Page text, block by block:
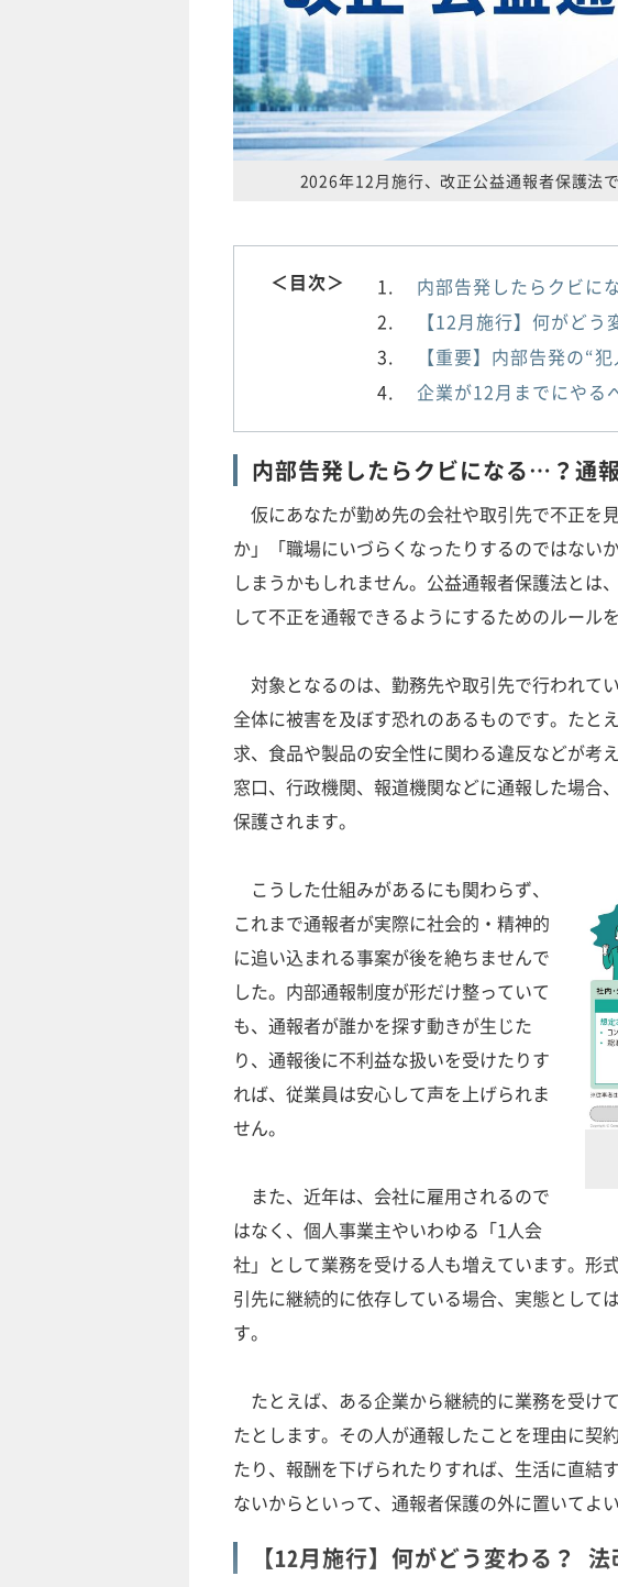
2026年12月施行、改正公益通報者保護法
＜目次＞
内部告発したらクビに
【12月施行】何がどう
【重要】内部告発の“
企業が12月までにやる
内部告発したらクビになる…？通
仮にあなたが勤め先の会社や取引先で不正を
か」「職場にいづらくなったりするのではない
しまうかもしれません。公益通報者保護法とは
して不正を通報できるようにするためのルール
対象となるのは、勤務先や取引先で行われて
全体に被害を及ぼす恐れのあるものです。たと
求、食品や製品の安全性に関わる違反などが考
窓口、行政機関、報道機関などに通報した場合
保護されます。
こうした仕組みがあるにも関わらず、
これまで通報者が実際に社会的・精神的
に追い込まれる事案が後を絶ちませんで
した。内部通報制度が形だけ整っていて
も、通報者が誰かを探す動きが生じた
り、通報後に不利益な扱いを受けたりす
れば、従業員は安心して声を上げられま
せん。
また、近年は、会社に雇用されるので
はなく、個人事業主やいわゆる「1人会
社」として業務を受ける人も増えています。形
引先に継続的に依存している場合、実態として
す。
たとえば、ある企業から継続的に業務を受け
たとします。その人が通報したことを理由に契
たり、報酬を下げられたりすれば、生活に直結
ないからといって、通報者保護の外に置いてよ
【12月施行】何がどう変わる？ 法